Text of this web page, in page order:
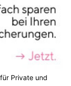
Private und